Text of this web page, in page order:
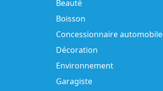
Beauté
Boisson
Concessionnaire automobile
Décoration
Environnement
Garagiste